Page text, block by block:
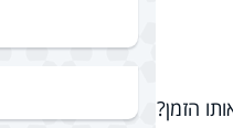
הזמן?